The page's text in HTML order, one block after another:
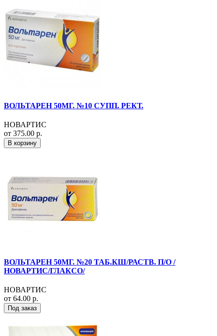
ВОЛЬТАРЕН 50МГ. №10 СУПП. РЕКТ.
НОВАРТИС
от 375.00 р.
В корзину
ВОЛЬТАРЕН 50МГ. №20 ТАБ.КШ/РАСТВ. П/О /
НОВАРТИС/ГЛАКСО/
НОВАРТИС
от 64.00 р.
Под заказ